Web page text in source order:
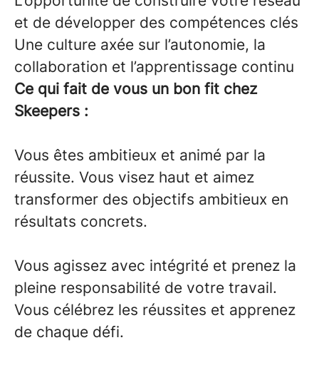
et de développer des compétences clés
Une culture axée sur l’autonomie, la
collaboration et l’apprentissage continu
Ce qui fait de vous un bon fit chez
Skeepers :
Vous êtes ambitieux et animé par la
réussite. Vous visez haut et aimez
transformer des objectifs ambitieux en
résultats concrets.
Vous agissez avec intégrité et prenez la
pleine responsabilité de votre travail.
Vous célébrez les réussites et apprenez
de chaque défi.